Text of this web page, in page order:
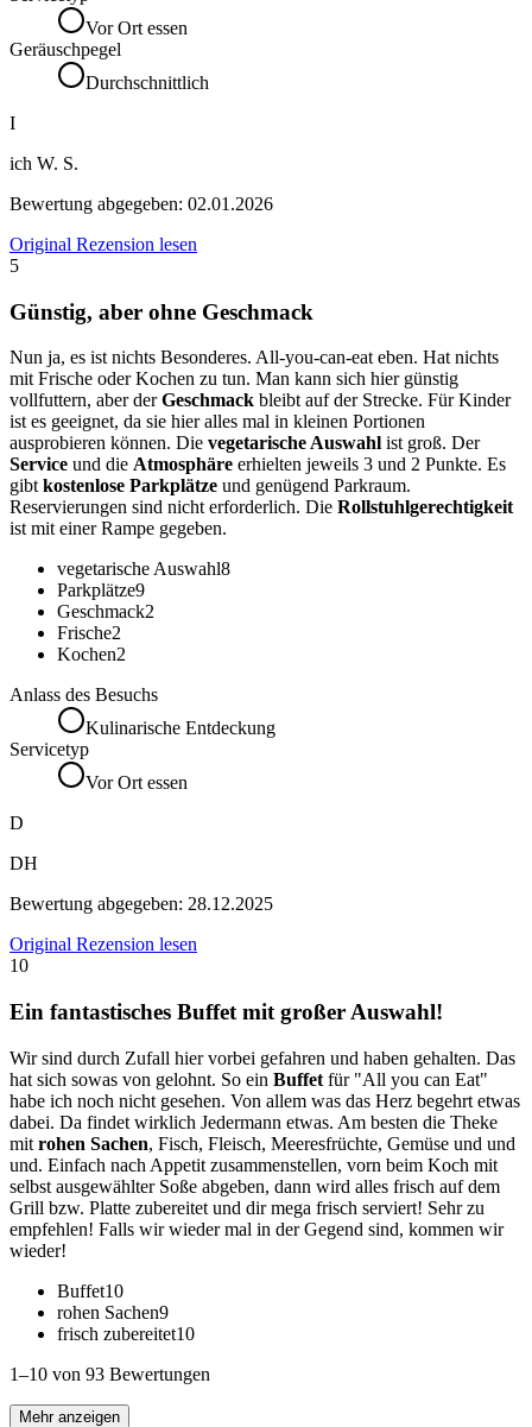
Vor Ort essen
Geräuschpegel
Durchschnittlich
I
ich W. S.
Bewertung abgegeben: 02.01.2026
Original Rezension lesen
5
Günstig, aber ohne Geschmack
Nun ja, es ist nichts Besonderes. All-you-can-eat eben. Hat nichts
mit Frische oder Kochen zu tun. Man kann sich hier günstig
vollfuttern, aber derGeschmack bleibt auf der Strecke. Für Kinder
ist es geeignet, da sie hier alles mal in kleinen Portionen
ausprobieren können. Die vegetarische Auswahl ist groß. Der
Service und die Atmosphäre erhielten jeweils 3 und 2 Punkte. Es
gibt kostenlose Parkplätze und genügend Parkraum.
Reservierungen sind nicht erforderlich. Die Rollstuhlgerechtigkeit
ist mit einer Rampe gegeben.
vegetarische Auswahl8
Parkplätze9
Geschmack2
Frische2
Kochen2
Anlass des Besuchs
Kulinarische Entdeckung
Servicetyp
Vor Ort essen
D
DH
Bewertung abgegeben: 28.12.2025
Original Rezension lesen
10
Ein fantastisches Buffet mit großer Auswahl!
Wir sind durch Zufall hier vorbei gefahren und haben gehalten. Das
hat sich sowas von gelohnt. So ein Buffet für "All you can Eat"
habe ich noch nicht gesehen. Von allem was das Herz begehrt etwas
dabei. Da findet wirklich Jedermann etwas. Am besten die Theke
mit rohen Sachen, Fisch, Fleisch, Meeresfrüchte, Gemüse und und
und. Einfach nach Appetit zusammenstellen, vorn beim Koch mit
selbst ausgewählter Soße abgeben, dann wird alles frisch auf dem
Grill bzw. Platte zubereitet und dir mega frisch serviert! Sehr zu
empfehlen! Falls wir wieder mal in der Gegend sind, kommen wir
wieder!
Buffet10
rohen Sachen9
frisch zubereitet10
1–10 von 93 Bewertungen
Mehr anzeigen